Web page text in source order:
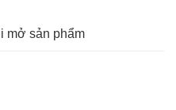
mở sản phẩm